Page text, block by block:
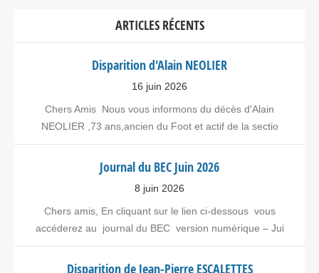
ARTICLES RÉCENTS
Disparition d'Alain NEOLIER
16 juin 2026
Chers Amis Nous vous informons du décès d'Alain
NEOLIER ,73 ans,ancien du Foot et actif de la sectio
Journal du BEC Juin 2026
8 juin 2026
Chers amis, En cliquant sur le lien ci-dessous vous
accéderez au journal du BEC version numérique – Jui
Disparition de Jean-Pierre ESCALETTES